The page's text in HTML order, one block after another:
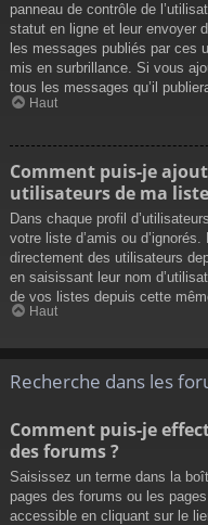
panneau de contrôle de
statut en ligne et leur envoyer
les messages publiés par ces
mis en surbrillance. Si vous
tous les messages qu’il
Haut
Comment puis-je
utilisateurs de ma liste
Dans chaque profil
votre liste d’amis ou
directement des utilisateurs
en saisissant leur nom
de vos listes depuis cette
Haut
Recherche dans les
Comment puis-je
des forums ?
Saisissez un terme dans la
pages des forums ou les
accessible en cliquant sur le